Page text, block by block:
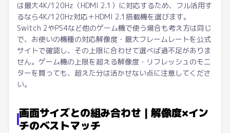
は最大4K/120Hz（HDMI 2.1）に対応するため、フル活用す
るなら4K/120Hz対応＋HDMI 2.1搭載機を選びます。
Switch 2やPS4など他のゲーム機で使う場合も考え方は同じ
で、お使いの機種の対応解像度・最大フレームレートを公式
サイトで確認し、その上限に合わせて選べば過不足がありま
せん。ゲーム機の上限を超える解像度・リフレッシュのモニ
ターを買っても、超えた分は活かせない点に注意してくださ
い。
画面サイズとの組み合わせ｜解像度×イン
チのベストマッチ